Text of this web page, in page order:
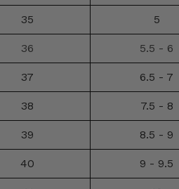
35 5
36 5.5 - 6
37 6.5 - 7
38 7.5 - 8
39 8.5 - 9
40 9 - 9.5